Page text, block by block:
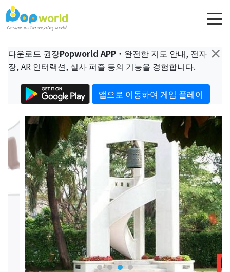
×
다운로드 권장Popworld APP ，완전한 지도 안내, 전자
장, AR 인터랙션, 실사 퍼즐 등의 기능을 경험합니다.
앱으로 이동하여 게임 플레이